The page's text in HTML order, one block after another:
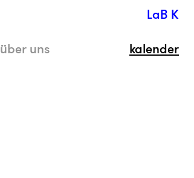
über uns
kalender
LaB K